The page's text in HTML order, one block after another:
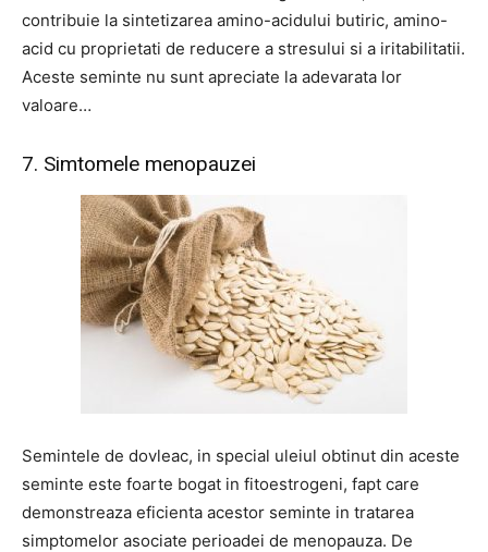
contribuie la sintetizarea amino-acidului butiric, amino-
acid cu proprietati de reducere a stresului si a iritabilitatii.
Aceste seminte nu sunt apreciate la adevarata lor
valoare…
7. Simtomele menopauzei
Semintele de dovleac, in special uleiul obtinut din aceste
seminte este foarte bogat in fitoestrogeni, fapt care
demonstreaza eficienta acestor seminte in tratarea
simptomelor asociate perioadei de menopauza. De